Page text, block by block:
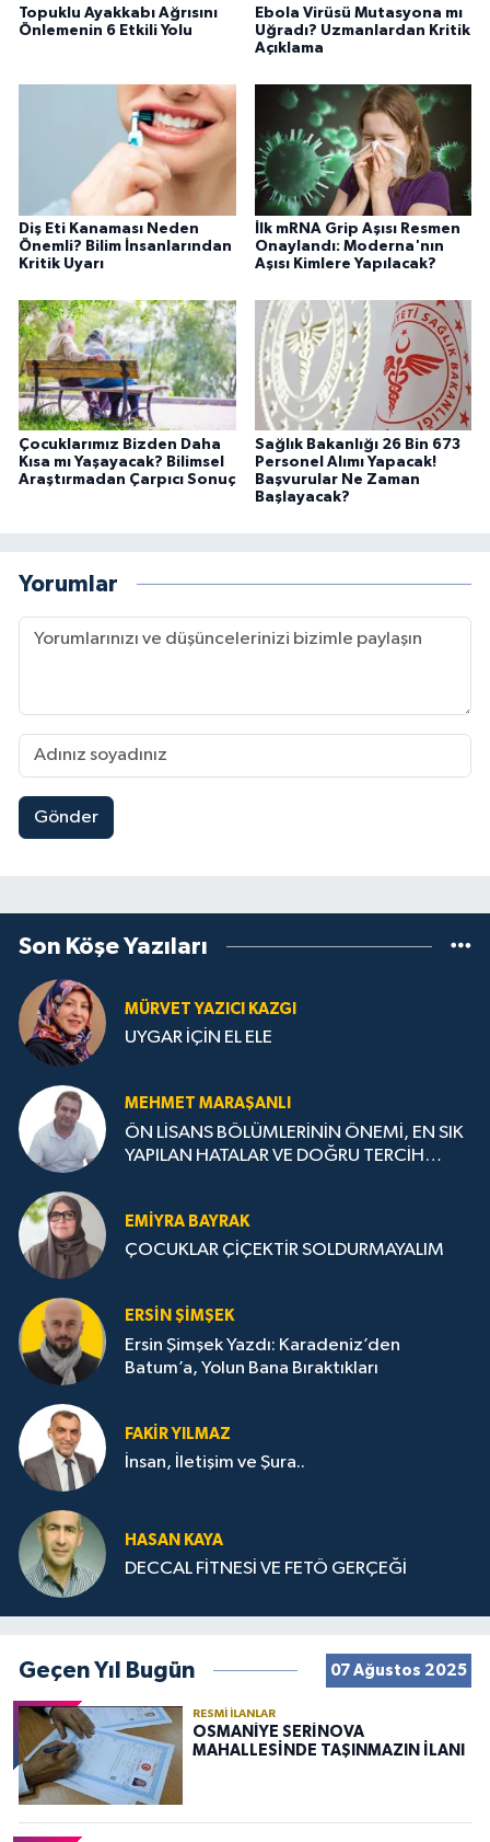
Topuklu Ayakkabı Ağrısını
Önlemenin 6 Etkili Yolu
Ebola Virüsü Mutasyona mı
Uğradı? Uzmanlardan Kritik
Açıklama
Diş Eti Kanaması Neden
Önemli? Bilim İnsanlarından
Kritik Uyarı
İlk mRNA Grip Aşısı Resmen
Onaylandı: Moderna'nın
Aşısı Kimlere Yapılacak?
Çocuklarımız Bizden Daha
Kısa mı Yaşayacak? Bilimsel
Araştırmadan Çarpıcı Sonuç
Sağlık Bakanlığı 26 Bin 673
Personel Alımı Yapacak!
Başvurular Ne Zaman
Başlayacak?
Yorumlar
Gönder
Son Köşe Yazıları
MÜRVET YAZICI KAZGI
UYGAR İÇİN EL ELE
MEHMET MARAŞANLI
ÖN LİSANS BÖLÜMLERİNİN ÖNEMİ, EN SIK
YAPILAN HATALAR VE DOĞRU TERCİH
EMIYRA BAYRAK
ÇOCUKLAR ÇİÇEKTİR SOLDURMAYALIM
ERSIN ŞIMŞEK
Ersin Şimşek Yazdı: Karadeniz’den
Batum’a, Yolun Bana Bıraktıkları
FAKIR YILMAZ
İnsan, İletişim ve Şura..
HASAN KAYA
DECCAL FİTNESİ VE FETÖ GERÇEĞİ
Geçen Yıl Bugün 07 Ağustos 2025
RESMI İLANLAR
OSMANİYE SERİNOVA
MAHALLESİNDE TAŞINMAZIN İLANI